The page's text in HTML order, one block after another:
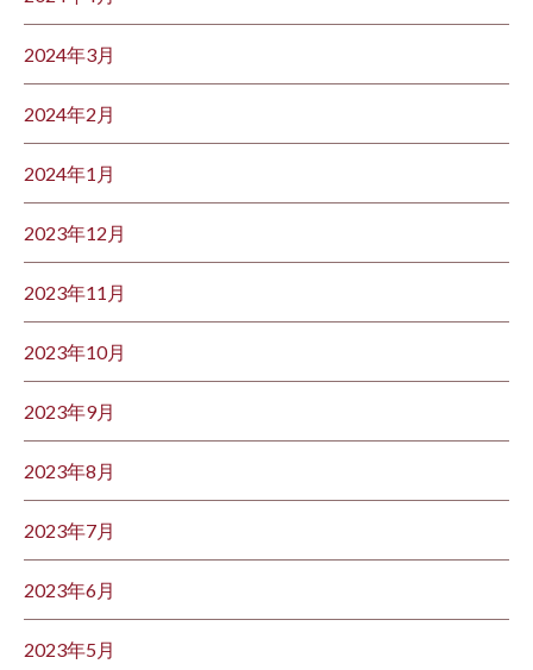
2024年3月
2024年2月
2024年1月
2023年12月
2023年11月
2023年10月
2023年9月
2023年8月
2023年7月
2023年6月
2023年5月